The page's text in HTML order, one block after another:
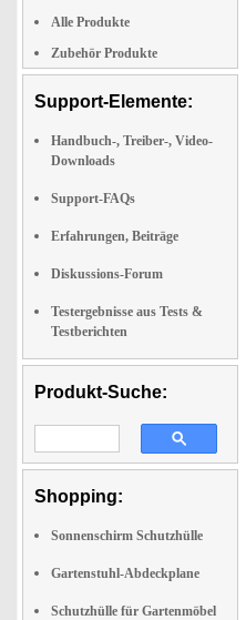
Alle Produkte
Zubehör Produkte
Support-Elemente:
Handbuch-, Treiber-, Video-
Downloads
Support-FAQs
Erfahrungen, Beiträge
Diskussions-Forum
Testergebnisse aus Tests &
Testberichten
Produkt-Suche:
Shopping:
Sonnenschirm Schutzhülle
Gartenstuhl-Abdeckplane
Schutzhülle für Gartenmöbel